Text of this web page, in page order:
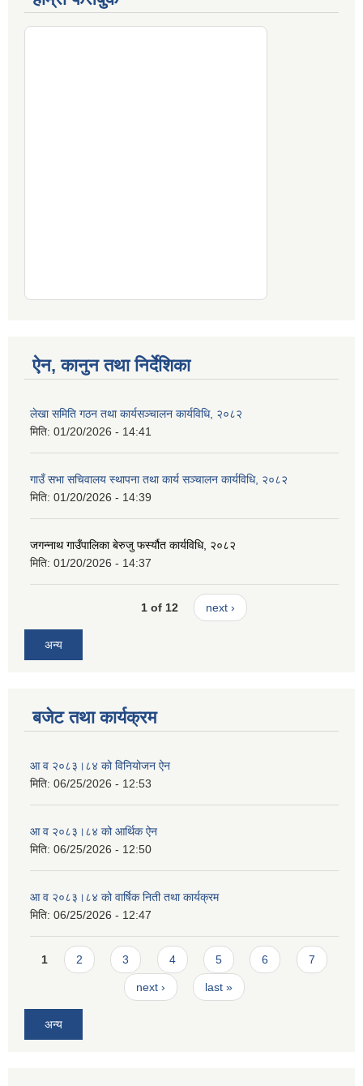
ऐन, कानुन तथा निर्देशिका
लेखा समिति गठन तथा कार्यसञ्चालन कार्यविधि, २०८२
मिति: 01/20/2026 - 14:41
गाउँ सभा सचिवालय स्थापना तथा कार्य सञ्चालन कार्यविधि, २०८२
मिति: 01/20/2026 - 14:39
जगन्नाथ गाउँपालिका बेरुजु फर्स्यौत कार्यविधि, २०८२
मिति: 01/20/2026 - 14:37
1 of 12 next ›
अन्य
बजेट तथा कार्यक्रम
आ व २०८३।८४ को विनियोजन ऐन
मिति: 06/25/2026 - 12:53
आ व २०८३।८४ को आर्थिक ऐन
मिति: 06/25/2026 - 12:50
आ व २०८३।८४ को वार्षिक निती तथा कार्यक्रम
मिति: 06/25/2026 - 12:47
Pages
1 2 3 4 5 6 7
next › last »
अन्य